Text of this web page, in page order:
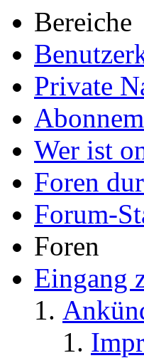
Bereiche
Private
Wer ist
Foren
Forum-
Foren
Eingang